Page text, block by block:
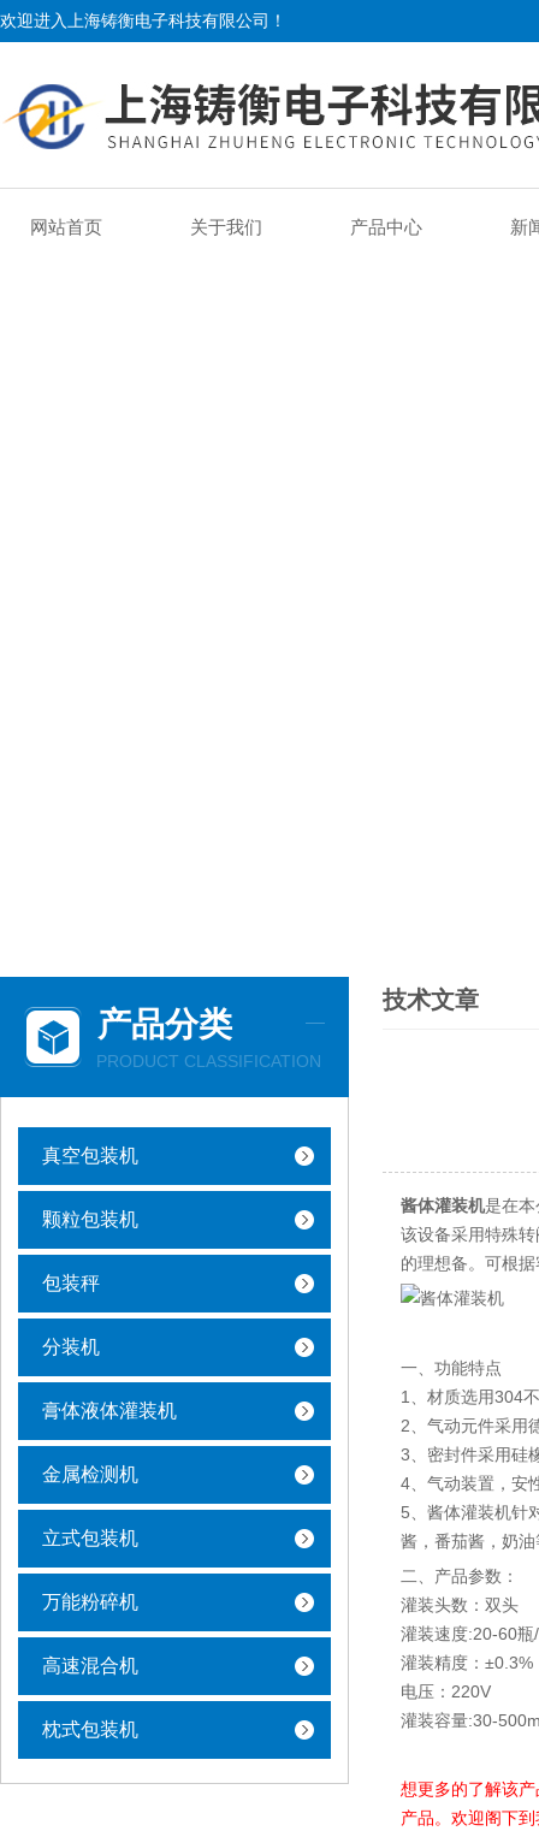
欢迎进入上海铸衡电子科技有限公司！
网站首页 关于我们 产品中心 新
产品分类
PRODUCT CLASSIFICATION
真空包装机
颗粒包装机
包装秤
分装机
膏体液体灌装机
金属检测机
立式包装机
万能粉碎机
高速混合机
枕式包装机
技术文章
酱体灌装机是在
该设备采用特殊
的理想备。可根
一、功能特点
1、材质选用304
2、气动元件采用
3、密封件采用硅
4、气动装置，安
5、酱体灌装机针
酱，番茄酱，奶
二、产品参数：
灌装头数：双头
灌装速度:20-60瓶
灌装精度：±0.3%
电压：220V
灌装容量:30-
想更多的了解该
产品。欢迎阁下